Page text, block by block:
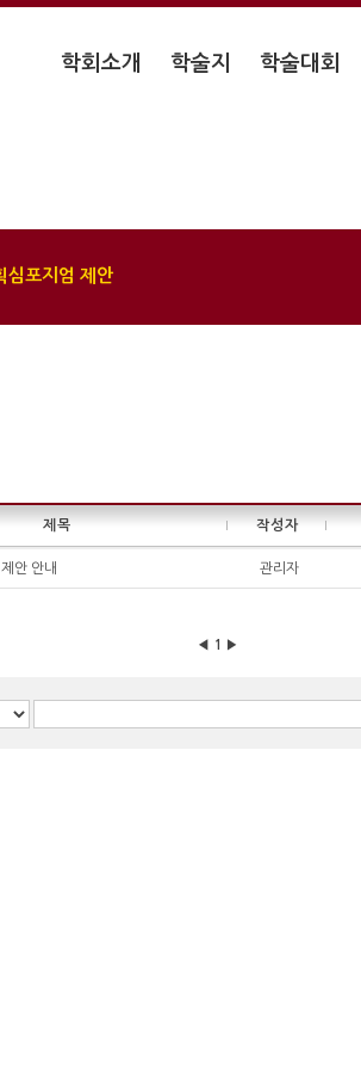
학회소개 학술지 학술대회
심포지엄 제안
제목 작성자
안 안내 관리자
◀ 1 ▶